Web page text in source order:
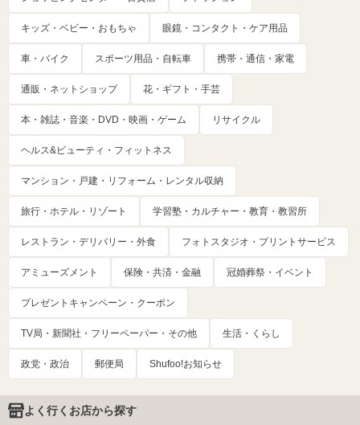
キッズ・ベビー・おもちゃ 眼鏡・コンタクト・ケア用品
車・バイク スポーツ用品・自転車 携帯・通信・家電
通販・ネットショップ 花・ギフト・手芸
本・雑誌・音楽・DVD・映画・ゲーム リサイクル
ヘルス&ビューティ・フィットネス
マンション・戸建・リフォーム・レンタル収納
旅行・ホテル・リゾート 学習塾・カルチャー・教育・教習所
レストラン・デリバリー・外食 フォトスタジオ・プリントサービス
アミューズメント 保険・共済・金融 冠婚葬祭・イベント
プレゼントキャンペーン・クーポン
TV局・新聞社・フリーペーパー・その他 生活・くらし
政党・政治 郵便局 Shufoo!お知らせ
よく行くお店から探す